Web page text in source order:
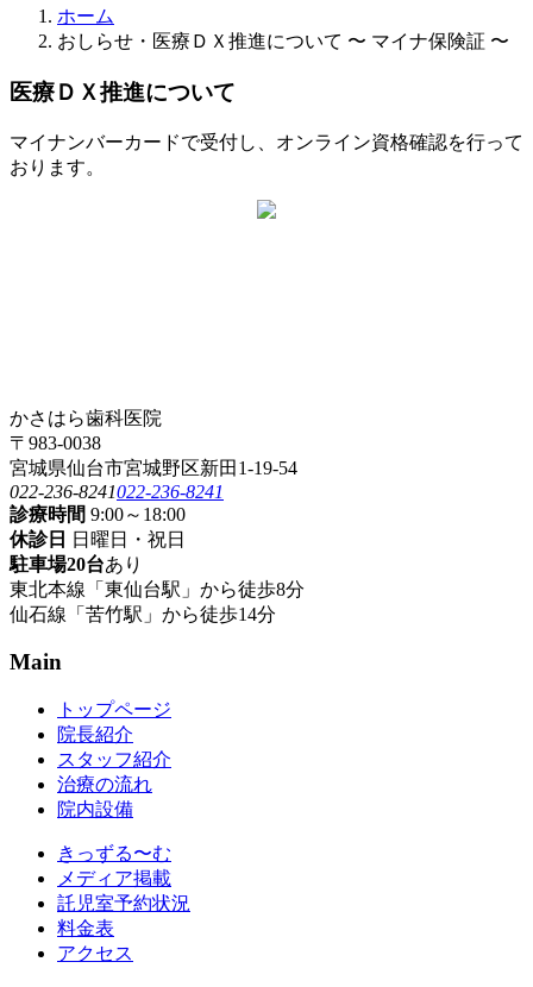
ホーム
おしらせ・医療ＤＸ推進について 〜 マイナ保険証 〜
医療ＤＸ推進について
マイナンバーカードで受付し、オンライン資格確認を行って
おります。
かさはら歯科医院
〒983-0038
宮城県仙台市宮城野区新田1-19-54
022-236-8241022-236-8241
診療時間 9:00～18:00
休診日
日曜日・祝日
駐車場20台あり
東北本線「東仙台駅」から徒歩8分
仙石線「苦竹駅」から徒歩14分
Main
トップページ
院長紹介
スタッフ紹介
治療の流れ
院内設備
きっずる〜む
メディア掲載
託児室予約状況
料金表
アクセス